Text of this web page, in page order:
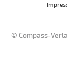
© Compass-